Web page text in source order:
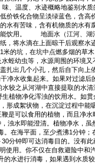
温度、水迹概略地鉴别水质
含低价铁化合物呈淡绿蓝色
有苦味，含有机物质的水
饮用。 地面水（江河、湖
，将水滴在上面晾干后观察
挖1米的坑，在坑中点燃
虫等，水源周围的环境又
出几个小孔，然后自下向上
水收集起来。如果对过滤
从河湖中直接提取的水清
物净化浑浊的饮用水。如
成絮状物，在沉淀过程中
可以食用的植物，而且净水
水即能澄清。植物净水，
海平面，至少煮沸1分钟；
分钟即可达消毒目的。
你不仅在自救避险中和汽
1升的水进行消毒，如果